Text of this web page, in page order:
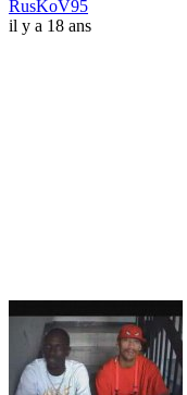
RusKoV95
il y a 18 ans